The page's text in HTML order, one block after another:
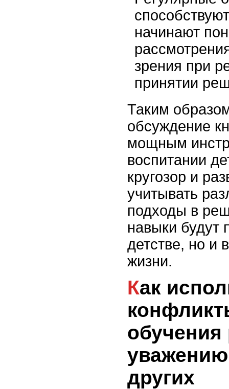
начинают
зрения при
принятии
Таким
обсуждение
мощным
воспитании
кругозор и
учитывать
подходы в
навыки будут
детстве, но и
жизни.
Как использовать
обучения
других